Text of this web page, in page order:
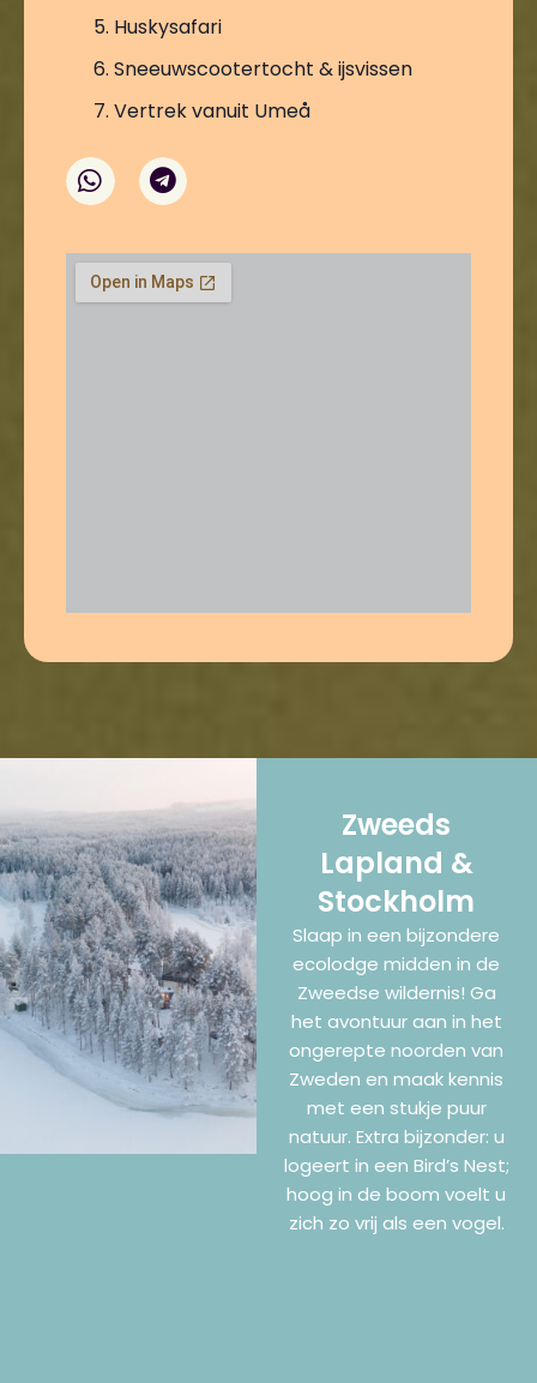
Huskysafari
Sneeuwscootertocht & ijsvissen
Vertrek vanuit Umeå
Zweeds
Lapland &
Stockholm
Slaap in een bijzondere
ecolodge midden in de
Zweedse wildernis! Ga
het avontuur aan in het
ongerepte noorden van
Zweden en maak kennis
met een stukje puur
natuur. Extra bijzonder: u
logeert in een Bird’s Nest;
hoog in de boom voelt u
zich zo vrij als een vogel.